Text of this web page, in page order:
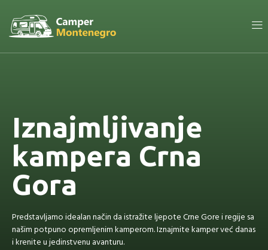
Iznajmljivanje
kampera Crna
Gora
Predstavljamo idealan način da istražite ljepote Crne Gore i regije sa
našim potpuno opremljenim kamperom. Iznajmite kamper već danas
i krenite u jedinstvenu avanturu.